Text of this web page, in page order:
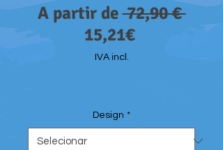
A partir de 72,90 € Preço
15,21€Preço
IVA incl.
Design *